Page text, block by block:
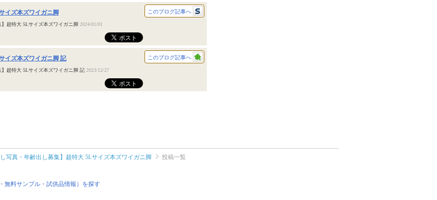
イズ本ズワイガニ脚
】超特大 5Lサイズ本ズワイガニ脚 2024/01/01
このブログ記事へ
イズ本ズワイガニ脚 記
】超特大 5Lサイズ本ズワイガニ脚 記 2023/12/27
このブログ記事へ
し写真・年齢出し募集】超特大 5Lサイズ本ズワイガニ脚 投稿一覧
無料サンプル・試供品情報）を探す